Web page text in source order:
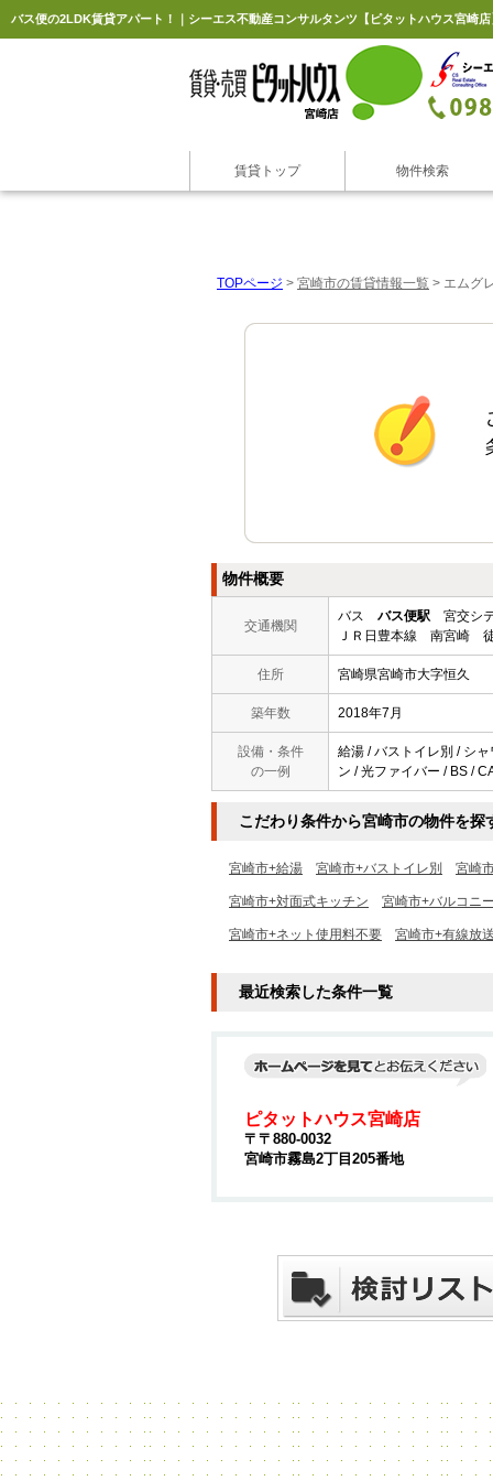
バス便の2LDK賃貸アパート！｜シーエス不動産コンサルタンツ【ピタットハウス宮崎店
賃貸トップ 物件検索
TOPページ > 宮崎市の賃貸情報一覧 > エムグ
物件概要
交通機関
バス バス便駅 宮交シ
ＪＲ日豊本線 南宮崎
住所 宮崎県宮崎市大字恒久
築年数 2018年7月
設備・条件
の一例
給湯 / バストイレ別 / シ
ン / 光ファイバー / BS /
こだわり条件から宮崎市の物件を探
宮崎市+給湯 宮崎市+バストイレ別 宮崎
宮崎市+対面式キッチン 宮崎市+バルコニ
宮崎市+ネット使用料不要 宮崎市+有線放
最近検索した条件一覧
ピタットハウス宮崎店
〒〒880-0032
宮崎市霧島2丁目205番地